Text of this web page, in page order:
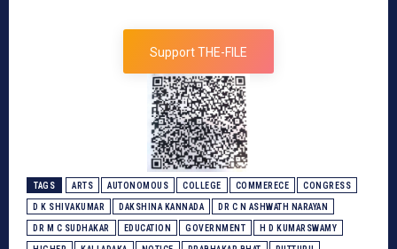
Support THE-FILE
TAGS ARTS AUTONOMOUS COLLEGE COMMERECE CONGRESS
D K SHIVAKUMAR DAKSHINA KANNADA DR C N ASHWATH NARAYAN
DR M C SUDHAKAR EDUCATION GOVERNMENT H D KUMARSWAMY